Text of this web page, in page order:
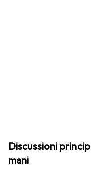
Discussioni
mani